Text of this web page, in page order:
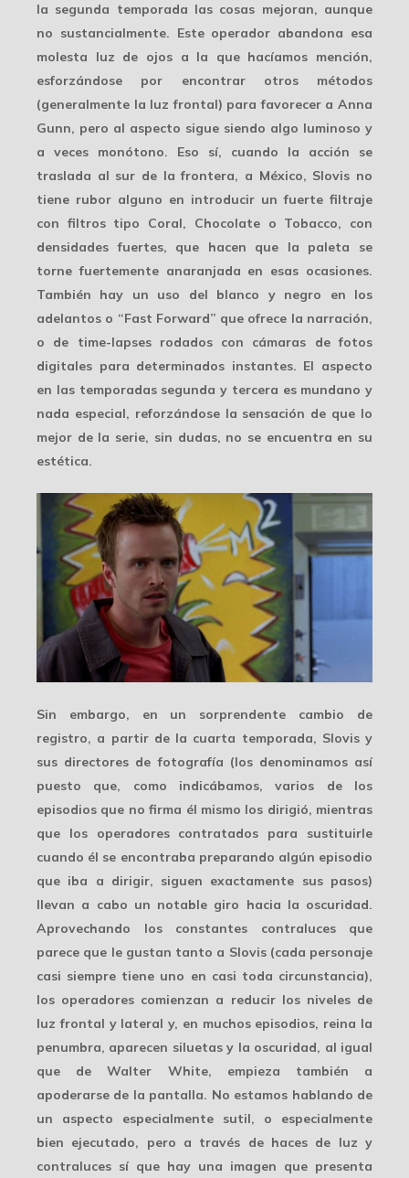
la segunda temporada las cosas mejoran, aunque
no sustancialmente. Este operador abandona esa
molesta luz de ojos a la que hacíamos mención,
esforzándose por encontrar otros métodos
(generalmente la luz frontal) para favorecer a Anna
Gunn, pero al aspecto sigue siendo algo luminoso y
a veces monótono. Eso sí, cuando la acción se
traslada al sur de la frontera, a México, Slovis no
tiene rubor alguno en introducir un fuerte filtraje
con filtros tipo Coral, Chocolate o Tobacco, con
densidades fuertes, que hacen que la paleta se
torne fuertemente anaranjada en esas ocasiones.
También hay un uso del blanco y negro en los
adelantos o “Fast Forward” que ofrece la narración,
o de time-lapses rodados con cámaras de fotos
digitales para determinados instantes. El aspecto
en las temporadas segunda y tercera es mundano y
nada especial, reforzándose la sensación de que lo
mejor de la serie, sin dudas, no se encuentra en su
estética.
Sin embargo, en un sorprendente cambio de
registro, a partir de la cuarta temporada, Slovis y
sus directores de fotografía (los denominamos así
puesto que, como indicábamos, varios de los
episodios que no firma él mismo los dirigió, mientras
que los operadores contratados para sustituirle
cuando él se encontraba preparando algún episodio
que iba a dirigir, siguen exactamente sus pasos)
llevan a cabo un notable giro hacia la oscuridad.
Aprovechando los constantes contraluces que
parece que le gustan tanto a Slovis (cada personaje
casi siempre tiene uno en casi toda circunstancia),
los operadores comienzan a reducir los niveles de
luz frontal y lateral y, en muchos episodios, reina la
penumbra, aparecen siluetasy la oscuridad, al igual
que de Walter White, empieza también a
apoderarse de la pantalla. No estamos hablando de
un aspecto especialmente sutil, o especialmente
bien ejecutado, pero a través de haces de luz y
contraluces sí que hay una imagen que presenta